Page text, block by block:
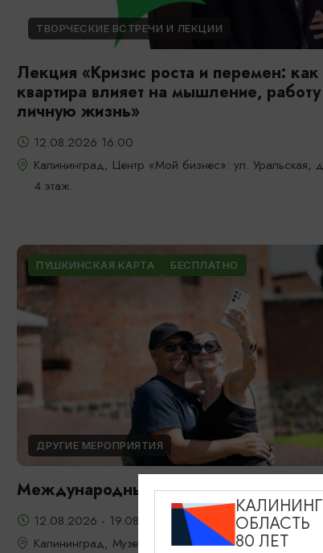
ТВОРЧЕСКИЕ ВСТРЕЧИ И ЛЕКЦИИ
Лекция «Кризис роста и перемен: как
квартира влияет на мышление,
личную жизнь»
12.08.2026 16:00
Калининград, Центр «Мой бизнес»: ул. Уральская,
4 этаж.
ПУШКИНСКАЯ КАРТА БЕСПЛАТНО
ДРУГИЕ МЕРОПРИЯТИЯ
Международный день фото
12.08.2026 - 19.08.2026, 10:00-19:00
Калининград, Музей янтаря
ОБЛАСТЬ
80 ЛЕТ